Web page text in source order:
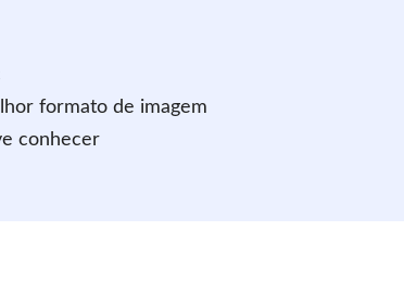
formato de imagem
conhecer